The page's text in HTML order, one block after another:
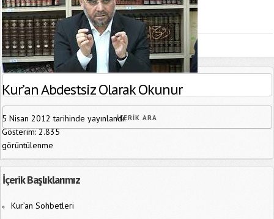
Gösterim: 2.672
görüntülenme
Kur’an Abdestsiz Olarak Okunur
5 Nisan 2012 tarihinde yayınlandı.
Gösterim: 2.835
görüntülenme
İçerik Başlıklarımız
Kur’an Sohbetleri